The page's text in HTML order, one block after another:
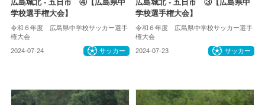
広島城北 - 五日市 ④【広島県中
学校選手権大会】
令和６年度 広島県中学校サッカー選手
権大会
2024-07-24 サッカー
広島城北 - 五日市 ③【広島県中
学校選手権大会】
令和６年度 広島県中学校サッカー選手
権大会
2024-07-23 サッカー